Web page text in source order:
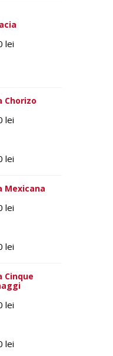
lei
Chorizo
lei
lei
Mexicana
lei
lei
Cinque
lei
lei